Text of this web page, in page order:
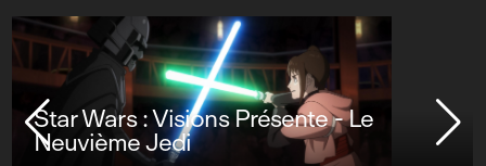
Star Wars : Visions Présente - Le
Neuvième Jedi